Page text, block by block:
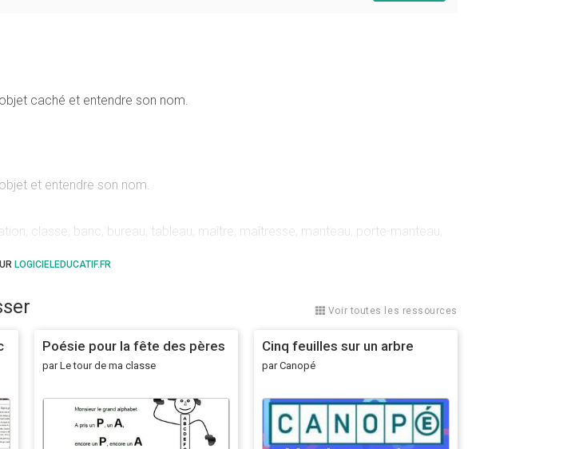
caché et entendre son nom.
et entendre son nom.
classe, banc, bureau, tableau, maître, maîtresse, manteau, porte-manteau,
connaître avec certitude ce qui constitue le quotidien de nos plus jeunes
mises à jour).
Si l'enfant ne sait pas ou a mal entendu, on peut ré-entendre le mot en
support plus classique mais tout aussi efficace, bien entendu.
LOGICIELEDUCATIF.FR
Voir toutes les ressources
Poésie pour la fête des pères
par Le tour de ma classe
Cinq feuilles sur un arbre
par Canopé